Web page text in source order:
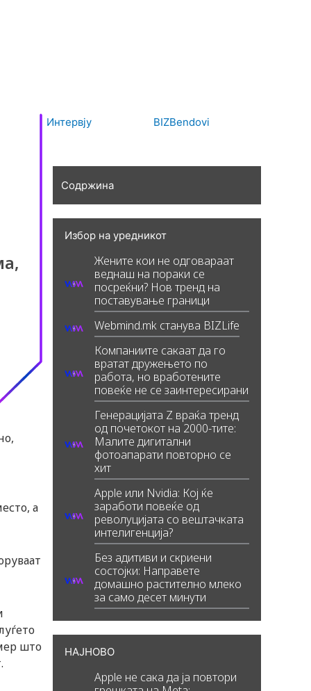
Интервју BIZBendovi
а
што
Содржина
Избор на уредникот
Жените кои не одговараат
веднаш на пораки се
посреќни? Нов тренд на
поставување граници
Webmind.mk станува BIZLife
Компаниите сакаат да го
вратат дружењето по
работа, но вработените
повеќе не се заинтересирани
Генерацијата Z враќа тренд
од почетокот на 2000-тите:
Малите дигитални
фотоапарати повторно се
хит
Apple или Nvidia: Кој ќе
заработи повеќе од
револуцијата со вештачката
интелигенција?
Без адитиви и скриени
состојки: Направете
домашно растително млеко
за само десет минути
НАЈНОВО
Apple не сака да ја повтори